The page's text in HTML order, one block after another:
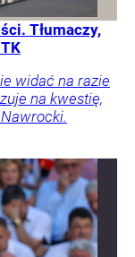
Tłumaczy,
widać na razie
na kwestię,